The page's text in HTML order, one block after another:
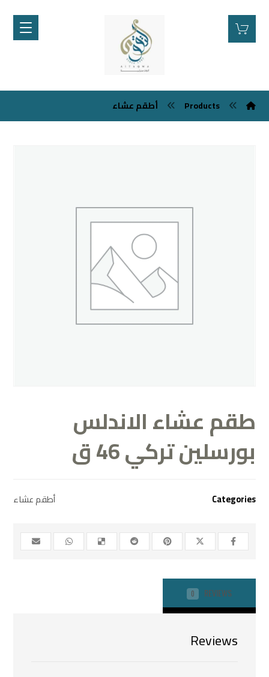
Products أطقم عشاء
طقم عشاء الاندلس
بورسلين تركي 46 ق
Categories أطقم عشاء
REVIEWS
0
Reviews